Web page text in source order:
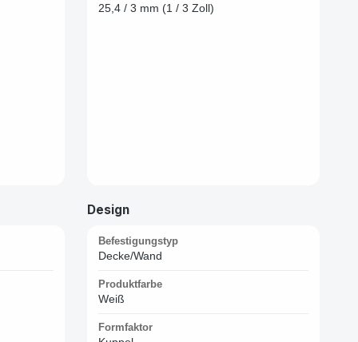
25,4 / 3 mm (1 / 3 Zoll)
Design
Befestigungstyp
Decke/Wand
Produktfarbe
Weiß
Formfaktor